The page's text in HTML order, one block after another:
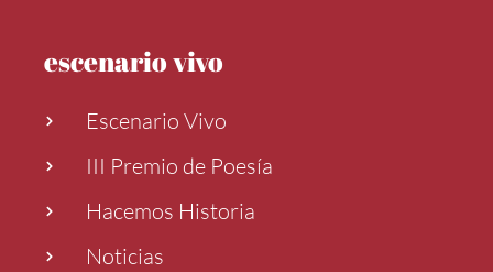
escenario vivo
Escenario Vivo
III Premio de Poesía
Hacemos Historia
Noticias